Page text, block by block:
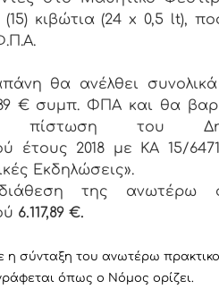
(15) κιβώτια (24 x 0,5 lt),
θα ανέλθει
€ συμπ. ΦΠΑ και θα
πίστωση του
έτους 2018 με ΚΑ 15/
Εκδηλώσεις».
της ανωτέρω
6.117,89 €.
η σύνταξη του ανωτέρω
όπως ο Νόμος ορίζει.